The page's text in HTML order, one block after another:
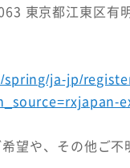
東京都江東区有
ja-jp/
望や、その他ご